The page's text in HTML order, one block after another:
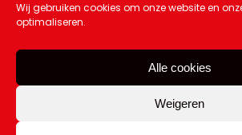
Wij gebruiken cookies om onze website en
optimaliseren.
Alle cookies
Weigeren
Ontwikkeling / Hosting
Over Ons |Tip de
Contact